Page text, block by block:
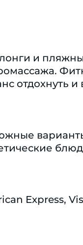
и
отдохнуть и
Express,